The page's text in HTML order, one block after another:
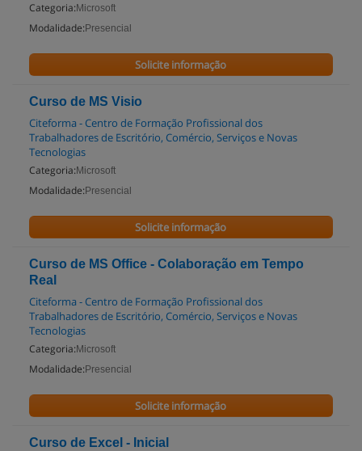
Categoria: Microsoft
Modalidade: Presencial
Solicite informação
Curso de MS Visio
Citeforma - Centro de Formação Profissional dos
Trabalhadores de Escritório, Comércio, Serviços e Novas
Tecnologias
Categoria: Microsoft
Modalidade: Presencial
Solicite informação
Curso de MS Office - Colaboração em Tempo
Real
Citeforma - Centro de Formação Profissional dos
Trabalhadores de Escritório, Comércio, Serviços e Novas
Tecnologias
Categoria: Microsoft
Modalidade: Presencial
Solicite informação
Curso de Excel - Inicial